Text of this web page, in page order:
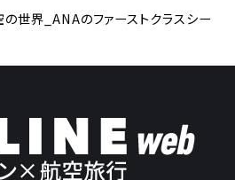
世界_ANAのファーストクラスシー